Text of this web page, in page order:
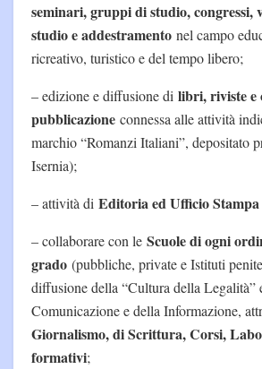
seminari, gruppi di studio, congressi,
studio e addestramento nel campo
ricreativo, turistico e del tempo libero;
– edizione e diffusione di libri, riviste e
pubblicazione connessa alle attività
marchio “Romanzi Italiani”, depositato
Isernia);
– attività di Editoria ed Ufficio Stampa
– collaborare con le Scuole di ogni
grado (pubbliche, private e Istituti
diffusione della “Cultura della Legalità”
Comunicazione e della Informazione,
Giornalismo, di Scrittura, Corsi,
formativi;